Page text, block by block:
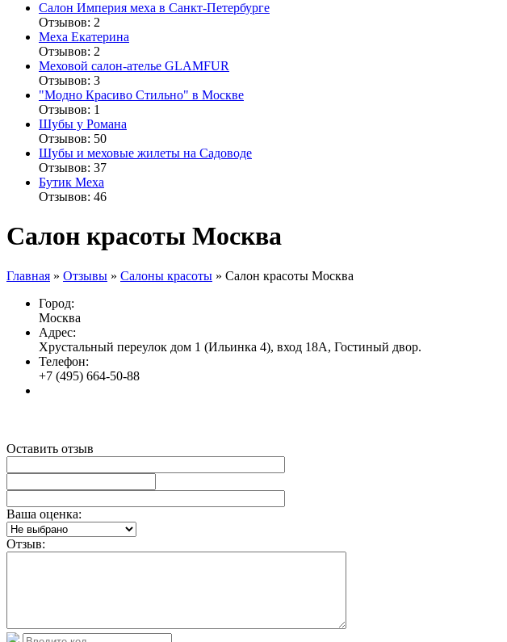
Салон Империя меха в Санкт-Петербурге
Отзывов: 2
Меха Екатерина
Отзывов: 2
Меховой салон-ателье GLAMFUR
Отзывов: 3
"Модно Красиво Стильно" в Москве
Отзывов: 1
Шубы у Романа
Отзывов: 50
Шубы и меховые жилеты на Садоводе
Отзывов: 37
Бутик Меха
Отзывов: 46
Салон красоты Москва
Главная » Отзывы » Салоны красоты » Салон красоты Москва
Город:
Москва
Адрес:
Хрустальный переулок дом 1 (Ильинка 4), вход 18А, Гостиный двор.
Телефон:
+7 (495) 664-50-88
Оставить отзыв
Ваша оценка:
Отзыв: